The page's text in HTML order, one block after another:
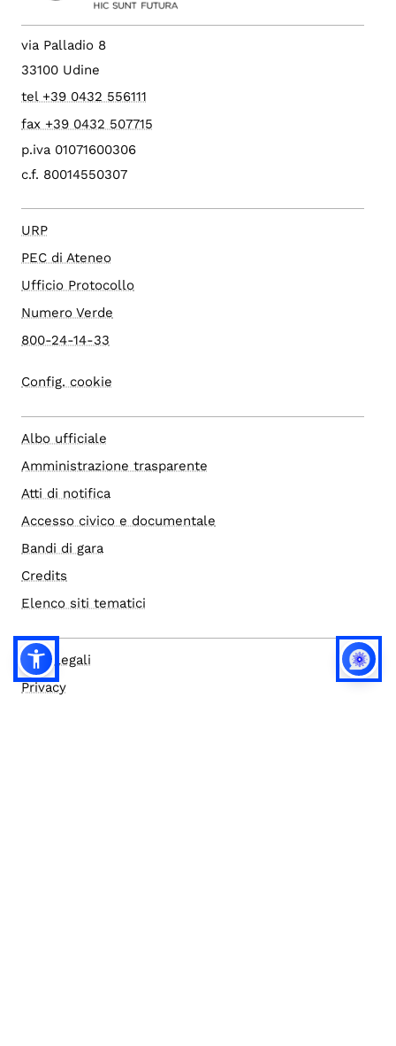
via Palladio 8
33100 Udine
tel +39 0432 556111
fax +39 0432 507715
p.iva 01071600306
c.f. 80014550307
URP
PEC di Ateneo
Ufficio Protocollo
Numero Verde
800-24-14-33
Config. cookie
Albo ufficiale
Amministrazione trasparente
Atti di notifica
Accesso civico e documentale
Bandi di gara
Credits
Elenco siti tematici
Note legali
Privacy